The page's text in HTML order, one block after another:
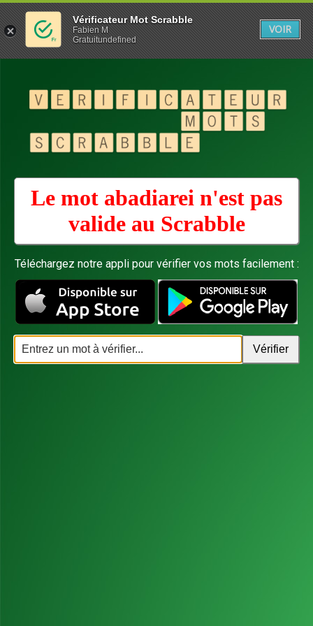
Le mot abadiarei n'est pas
valide au Scrabble
Téléchargez notre appli pour vérifier vos mots facilement :
Vérificateur Mot Scrabble
Fabien M
Gratuitundefined
VOIR